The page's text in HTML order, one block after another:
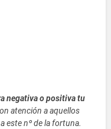
negativa o positiva tu
atención a aquellos
este nº de la fortuna.